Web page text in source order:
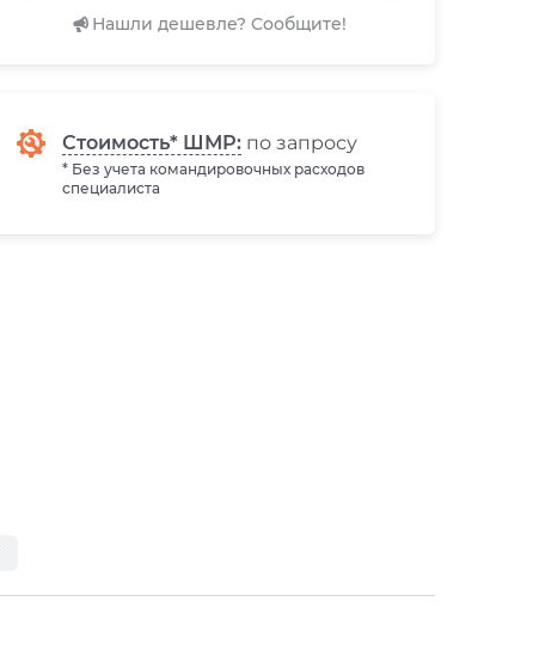
Нашли дешевле? Сообщите!
Стоимость* ШМР: по запросу
* Без учета командировочных расходов
специалиста